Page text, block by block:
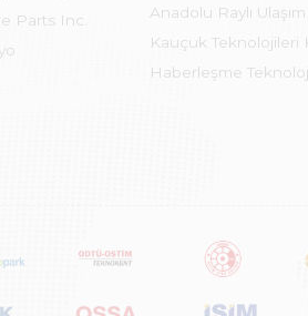
Parts Inc.
Anadolu Raylı
Kauçuk Teknolojileri
Haberleşme